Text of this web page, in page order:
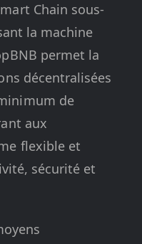
Chain sous-
la machine
permet la
décentralisées
de
aux
flexible et
sécurité et